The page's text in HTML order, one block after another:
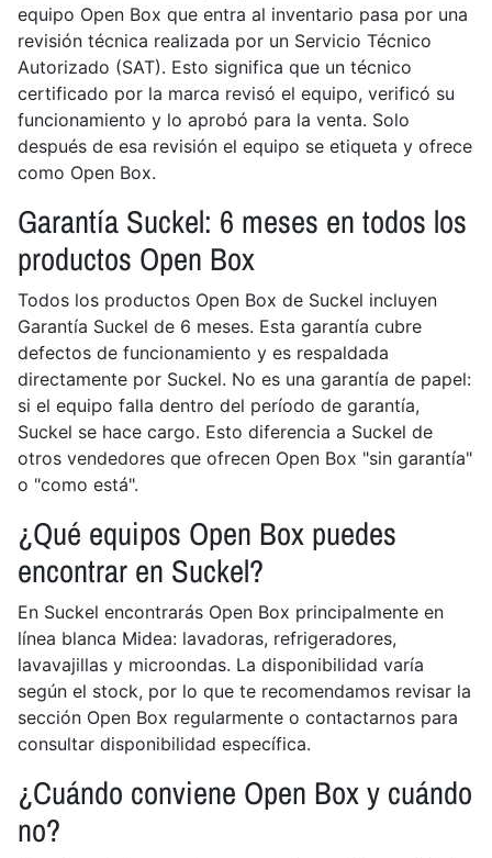
equipo Open Box que entra al inventario pasa por una
revisión técnica realizada por un Servicio Técnico
Autorizado (SAT). Esto significa que un técnico
certificado por la marca revisó el equipo, verificó su
funcionamiento y lo aprobó para la venta. Solo
después de esa revisión el equipo se etiqueta y ofrece
como Open Box.
Garantía Suckel: 6 meses en todos los
productos Open Box
Todos los productos Open Box de Suckel incluyen
Garantía Suckel de 6 meses. Esta garantía cubre
defectos de funcionamiento y es respaldada
directamente por Suckel. No es una garantía de papel:
si el equipo falla dentro del período de garantía,
Suckel se hace cargo. Esto diferencia a Suckel de
otros vendedores que ofrecen Open Box "sin garantía"
o "como está".
¿Qué equipos Open Box puedes
encontrar en Suckel?
En Suckel encontrarás Open Box principalmente en
línea blanca Midea: lavadoras, refrigeradores,
lavavajillas y microondas. La disponibilidad varía
según el stock, por lo que te recomendamos revisar la
sección Open Box regularmente o contactarnos para
consultar disponibilidad específica.
¿Cuándo conviene Open Box y cuándo
no?